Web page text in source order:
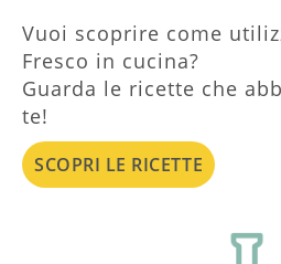
Vuoi scoprire come
Fresco in cucina?
Guarda le ricette che
te!
SCOPRI LE RICETTE